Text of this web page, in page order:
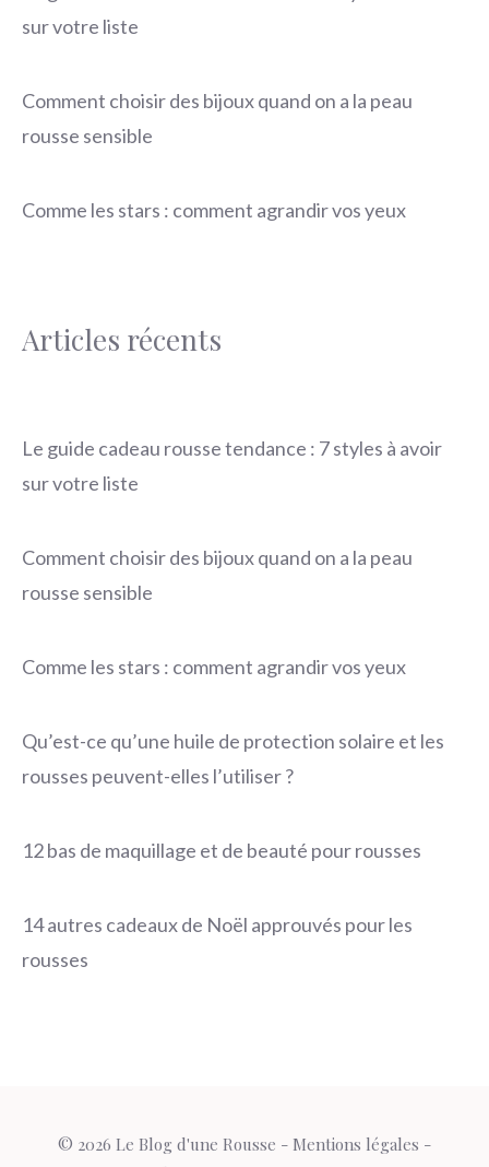
sur votre liste
Comment choisir des bijoux quand on a la peau
rousse sensible
Comme les stars : comment agrandir vos yeux
Articles récents
Le guide cadeau rousse tendance : 7 styles à avoir
sur votre liste
Comment choisir des bijoux quand on a la peau
rousse sensible
Comme les stars : comment agrandir vos yeux
Qu’est-ce qu’une huile de protection solaire et les
rousses peuvent-elles l’utiliser ?
12 bas de maquillage et de beauté pour rousses
14 autres cadeaux de Noël approuvés pour les
rousses
© 2026 Le Blog d'une Rousse - Mentions légales -